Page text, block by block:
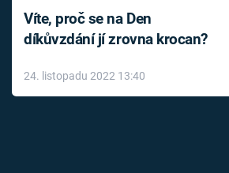
Víte, proč se na Den
díkůvzdání jí zrovna krocan?
24. listopadu 2022 13:40